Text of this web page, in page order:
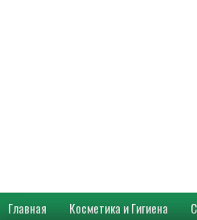
Главная Косметика и Гигиена